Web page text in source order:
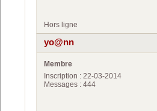
Hors ligne
yo@nn
Membre
Inscription : 22-03-2014
Messages : 444